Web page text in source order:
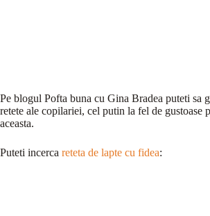
Pe blogul Pofta buna cu Gina Bradea puteti sa
retete ale copilariei, cel putin la fel de gustoase
aceasta.
Puteti incerca reteta de lapte cu fidea: